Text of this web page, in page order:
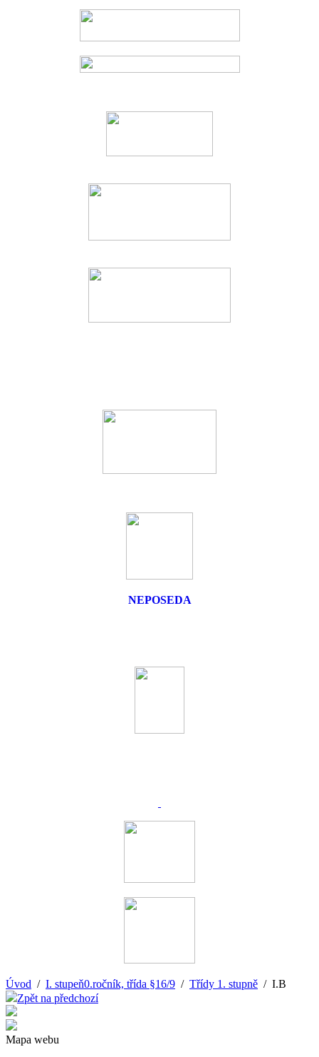
NEPOSEDA
Úvod / I. stupeň0.ročník, třída §16/9 / Třídy 1. stupně / I.B
Zpět na předchozí
Mapa webu